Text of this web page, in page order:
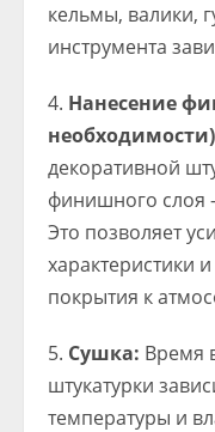
кельмы, валики,
инструмента
Нанесение
декоративной
финишного слоя
Это позволяет
характеристики
покрытия к
Сушка: Время
штукатурки
температуры и